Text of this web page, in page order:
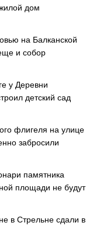
дом
на Балканской
и собор
у Деревни
детский сад
флигеля на улице
забросили
памятника
площади не будут
в Стрельне сдали в